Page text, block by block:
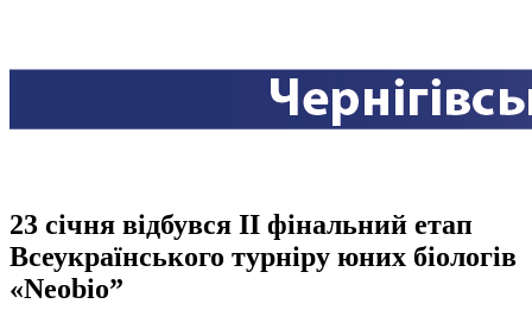
23 січня відбувся ІІ фінальний етап
Всеукраїнського турніру юних біологів
«Neobio”